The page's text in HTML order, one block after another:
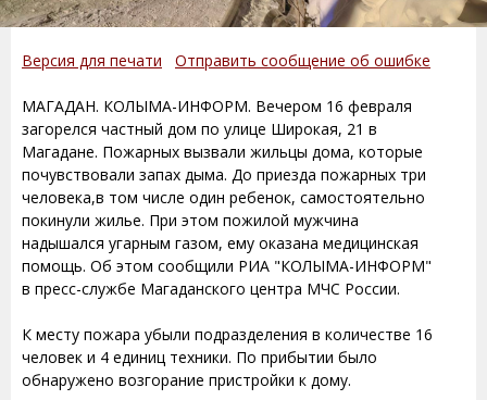
Версия для печати Отправить сообщение об ошибке
МАГАДАН. КОЛЫМА-ИНФОРМ. Вечером 16 февраля
загорелся частный дом по улице Широкая, 21 в
Магадане. Пожарных вызвали жильцы дома, которые
почувствовали запах дыма. До приезда пожарных три
человека,в том числе один ребенок, самостоятельно
покинули жилье. При этом пожилой мужчина
надышался угарным газом, ему оказана медицинская
помощь. Об этом сообщили РИА "КОЛЫМА-ИНФОРМ"
в пресс-службе Магаданского центра МЧС России.
К месту пожара убыли подразделения в количестве 16
человек и 4 единиц техники. По прибытии было
обнаружено возгорание пристройки к дому.